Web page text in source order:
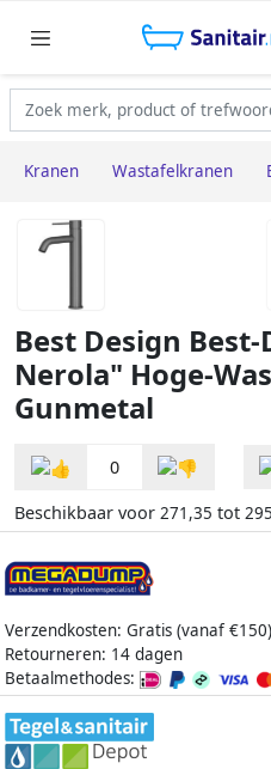
Kranen Wastafelkranen
Best Design
Nerola" Hoge-
Gunmetal
0
Beschikbaar voor 271,35 tot
Verzendkosten: Gratis (vanaf €150)
Retourneren: 14 dagen
Betaalmethodes: